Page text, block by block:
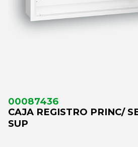
00087436
CAJA REGISTRO PRINC/
SUP